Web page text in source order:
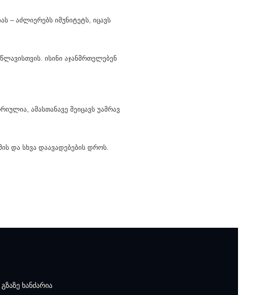
– აძლიერებს იმუნიტეტს, იცავს
ისინი აჯანმრთელებენ
ამასთანავე შეიცავს უამრავ
და სხვა დაავადებების დროს.
ხანძარია